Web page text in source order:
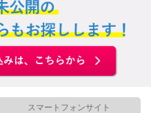
スマートフォンサイト